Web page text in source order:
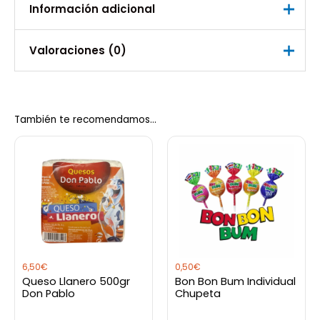
Información adicional
Peso
Valoraciones (0)
Sé el primero en valorar
“Chocolatera Imusa 2 Litros
(Olleta)”
Debesaccederpara publicar una valoración.
También te recomendamos…
6,50€
Queso Llanero 500gr
Don Pablo
0,50€
Bon Bon Bum Individual
Chupeta